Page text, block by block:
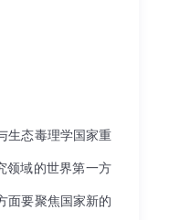
生态毒理学国家重
领域的世界第一方
面要聚焦国家新的